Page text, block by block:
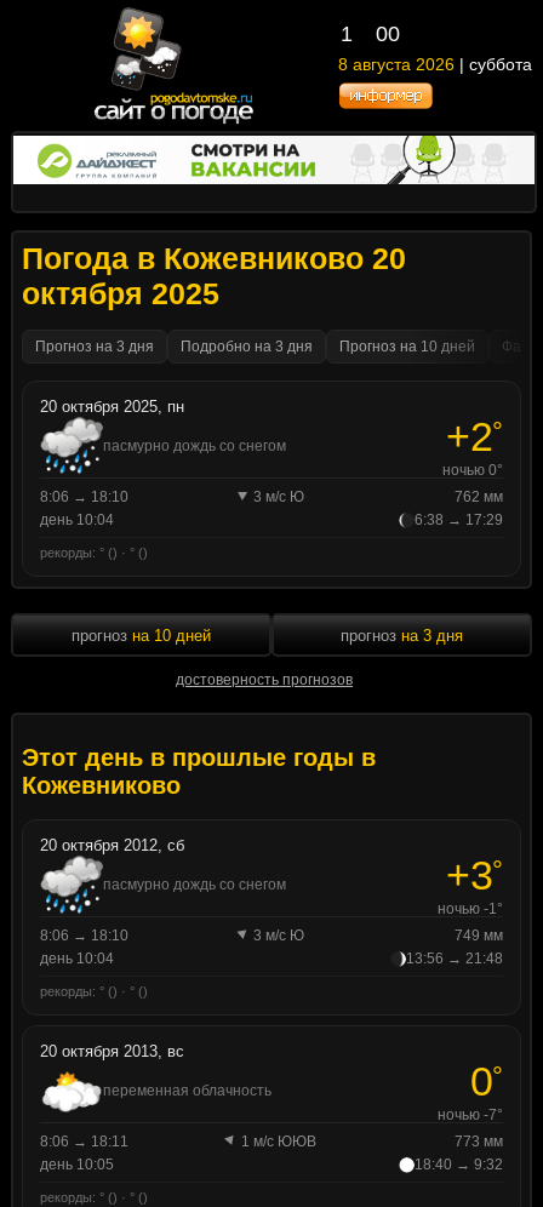
1 00
8 августа 2026 | суббота
Погода в Кожевниково 20
октября 2025
Прогноз на 3 дня Подробно на 3 дня Прогноз на 10 дней
20 октября 2025, пн
пасмурно дождь со снегом +2°
ночью 0°
8:06 → 18:10
3 м/с Ю
762 мм
день 10:04
6:38 → 17:29
рекорды: ° () · ° ()
прогноз на 10 дней
достоверность прогнозов
прогноз на 3 дня
Этот день в прошлые годы в
Кожевниково
20 октября 2012, сб
пасмурно дождь со снегом +3°
ночью -1°
8:06 → 18:10
3 м/с Ю
749 мм
день 10:04
13:56 → 21:48
рекорды: ° () · ° ()
20 октября 2013, вс
переменная облачность 0°
ночью -7°
8:06 → 18:11
1 м/с ЮЮВ
773 мм
день 10:05
18:40 → 9:32
рекорды: ° () · ° ()